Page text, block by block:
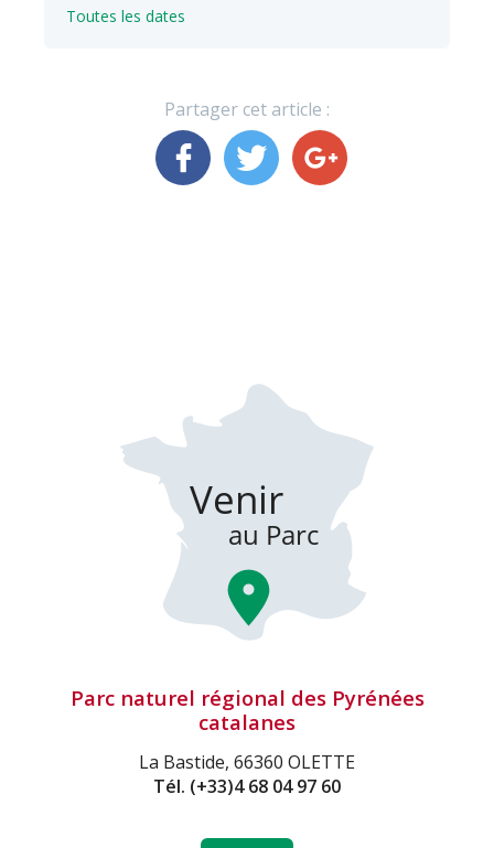
Toutes les dates
Partager cet article :
Parc naturel régional des Pyrénées
catalanes
La Bastide, 66360 OLETTE
Tél. (+33)4 68 04 97 60